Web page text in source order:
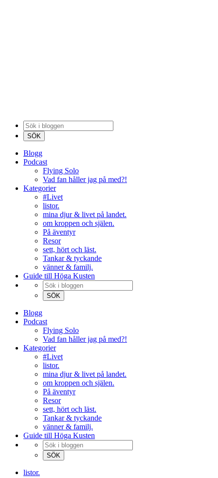
Blogg
Podcast
Flying Solo
Vad fan håller jag på med?!
Kategorier
#Livet
listor.
mina djur & livet på landet.
om kroppen och själen.
På äventyr
Resor
sett, hört och läst.
Tankar & tyckande
vänner & familj.
Guide till Höga Kusten
Blogg
Podcast
Flying Solo
Vad fan håller jag på med?!
Kategorier
#Livet
listor.
mina djur & livet på landet.
om kroppen och själen.
På äventyr
Resor
sett, hört och läst.
Tankar & tyckande
vänner & familj.
Guide till Höga Kusten
listor.